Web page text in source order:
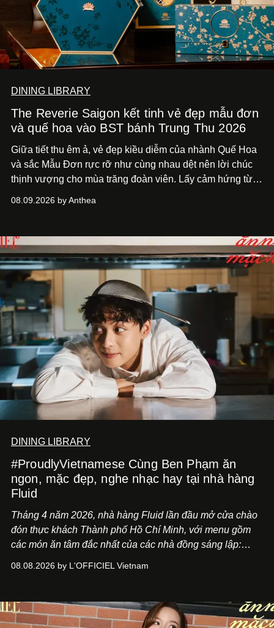
DINING LIBRARY
The Reverie Saigon kết tinh vẻ đẹp mẫu đơn
và quế hoa vào BST bánh Trung Thu 2026
Giữa tiết thu êm ả, vẻ đẹp kiều diễm của nhành Quế Hoa
và sắc Mẫu Đơn rực rỡ như cùng nhau dệt nên lời chúc
thịnh vượng cho mùa trăng đoàn viên. Lấy cảm hứng từ
hương vị của những thức quà truyền thống vào bộ sưu
quà tặng ‘Mẫu Đơn Khai Phúc’, ‘Quế Hoa Vọng Nguyệt’
và ‘Nguyệt Sắc Giao Hòa’, gửi trao ước nguyện bình an
và hạnh phúc viên mãn.
08.09.2026 by Anthea
DINING LIBRARY
#ProudlyVietnamese Cùng Ben Phạm ăn
ngon, mặc đẹp, nghe nhạc hay tại nhà hàng
Fluid
Tháng 4 năm 2026, nhà hàng Fluid lần đầu mở cửa chào
đón thực khách Thành phố Hồ Chí Minh, với menu gồm
các món ăn tâm đắc nhất của các nhà đồng sáng lập:
món ăn đa dạng từ Á đến Âu nhanh chóng được yêu thích
mang đến niềm vui cho thực khách.
08.08.2026 by L'OFFICIEL Vietnam